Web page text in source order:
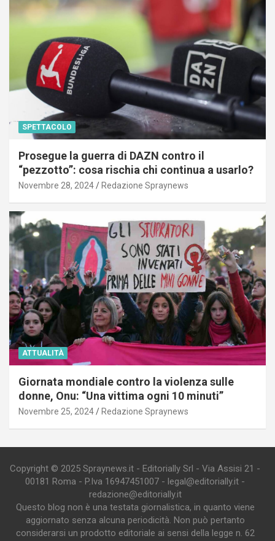
SPETTACOLO
Prosegue la guerra di DAZN contro il
“pezzotto”: cosa rischia chi continua a usarlo?
Novembre 28, 2024 Redazione Spraynews
ATTUALITÀ
Giornata mondiale contro la violenza sulle
donne, Onu: “Una vittima ogni 10 minuti”
Novembre 25, 2024 Redazione Spraynews
Copyright © 2025 Spraynews.it - Editorially Srl - Via Assisi 21 -
00181 Roma - P.Iva 16947451007 - legal@editorially.it -
redazione@editorially.it
Questo blog non è una testata giornalistica, in quanto viene
aggiornato senza alcuna periodicità. Non può pertanto
considerarsi un prodotto editoriale ai sensi della legge n. 62